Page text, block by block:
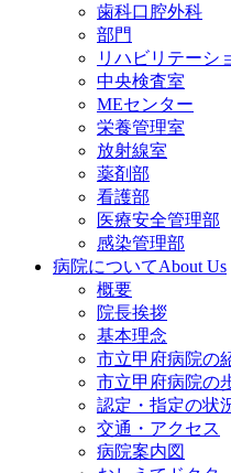
歯科口腔外科
部門
リハビリテーシ
中央検査室
MEセンター
栄養管理室
放射線室
薬剤部
看護部
医療安全管理部
感染管理部
病院についてAbout Us
概要
院長挨拶
基本理念
市立甲府病院の
市立甲府病院の
認定・指定の状
交通・アクセス
病院案内図